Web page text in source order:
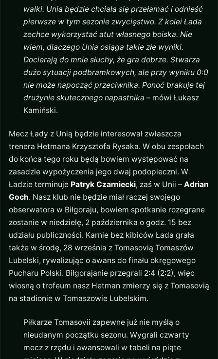
walki. Unia będzie chciała się przełamać i odnieść
pierwsze w tym sezonie zwycięstwo. Z kolei Łada
zechce wykorzystać atut własnego boiska. Nie
wiem, dlaczego Unia osiąga takie złe wyniki.
Docierają do mnie słuchy, że gra dobrze. Stwarza
dużo sytuacji podbramkowych, ale przy wyniku 0:0
nie może napocząć przeciwnika. Ponoć brakuje tej
drużynie skutecznego napastnika – mówi Łukasz
Kamiński.
Mecz Łady z Unią będzie interesował zwłaszcza
trenera Hetmana Krzysztofa Rysaka. W obu zespołach
do końca tego roku będą bowiem występować na
zasadzie wypożyczenia jego dwaj podopieczni. W
Ładzie terminuje Patryk Czarniecki, zaś w Unii – Adrian
Goch. Nasz klub nie będzie miał raczej swojego
obserwatora w Biłgoraju, bowiem spotkanie rozegrane
zostanie w niedzielę, 2 października o godz. 15 bez
udziału publiczności. Karnie bez kibiców Łada grała
także w środę, 28 września z Tomasovią Tomaszów
Lubelski, rywalizując o awans do finału okręgowego
Pucharu Polski. Biłgorajanie przegrali 2:4 (2:2), więc
wiosną o trofeum nasz Hetman zmierzy się z Tomasovią
na stadionie w Tomaszowie Lubelskim.
Piłkarze Tomasovii zapewne już nie myślą o
nieudanym początku sezonu. Wygrali czwarty
mecz z rzędu i awansowali w tabeli na piąte